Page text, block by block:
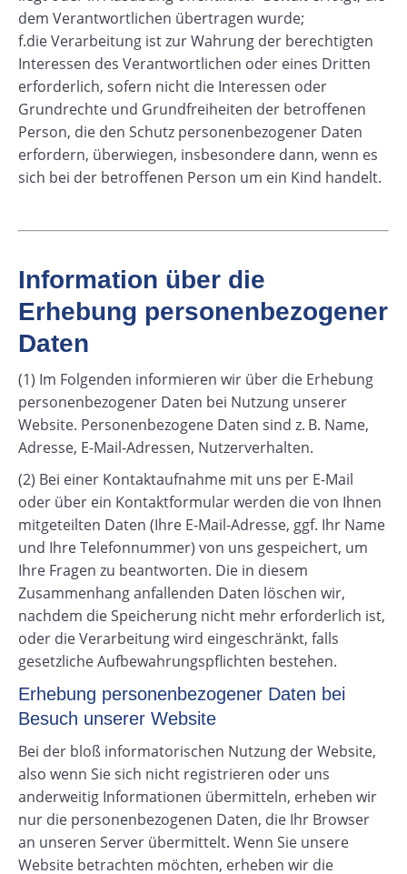
dem Verantwortlichen übertragen wurde;
f.die Verarbeitung ist zur Wahrung der berechtigten
Interessen des Verantwortlichen oder eines Dritten
erforderlich, sofern nicht die Interessen oder
Grundrechte und Grundfreiheiten der betroffenen
Person, die den Schutz personenbezogener Daten
erfordern, überwiegen, insbesondere dann, wenn es
sich bei der betroffenen Person um ein Kind handelt.
Information über die
Erhebung personenbezogener
Daten
(1) Im Folgenden informieren wir über die Erhebung
personenbezogener Daten bei Nutzung unserer
Website. Personenbezogene Daten sind z. B. Name,
Adresse, E-Mail-Adressen, Nutzerverhalten.
(2) Bei einer Kontaktaufnahme mit uns per E-Mail
oder über ein Kontaktformular werden die von Ihnen
mitgeteilten Daten (Ihre E-Mail-Adresse, ggf. Ihr Name
und Ihre Telefonnummer) von uns gespeichert, um
Ihre Fragen zu beantworten. Die in diesem
Zusammenhang anfallenden Daten löschen wir,
nachdem die Speicherung nicht mehr erforderlich ist,
oder die Verarbeitung wird eingeschränkt, falls
gesetzliche Aufbewahrungspflichten bestehen.
Erhebung personenbezogener Daten bei
Besuch unserer Website
Bei der bloß informatorischen Nutzung der Website,
also wenn Sie sich nicht registrieren oder uns
anderweitig Informationen übermitteln, erheben wir
nur die personenbezogenen Daten, die Ihr Browser
an unseren Server übermittelt. Wenn Sie unsere
Website betrachten möchten, erheben wir die